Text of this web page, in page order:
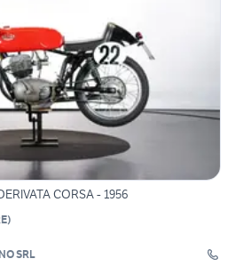
CORSA - 1956
)
SRL